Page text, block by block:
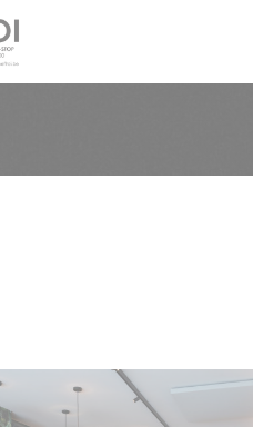
de cookies